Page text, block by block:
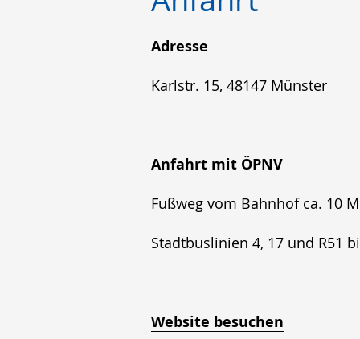
Adresse
Karlstr. 15, 48147 Münster
Anfahrt mit ÖPNV
Fußweg vom Bahnhof ca. 10
Stadtbuslinien 4, 17 und R51
Website besuchen
wechseln.
Deutscher
wird